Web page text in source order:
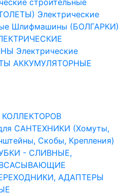
строительные
Электрические
Шлифмашины (БОЛГАРКИ)
Электрические
АККУМУЛЯТОРНЫЕ
САНТЕХНИКИ (Хомуты,
Скобы, Крепления)
- СЛИВНЫЕ,
АДАПТЕРЫ